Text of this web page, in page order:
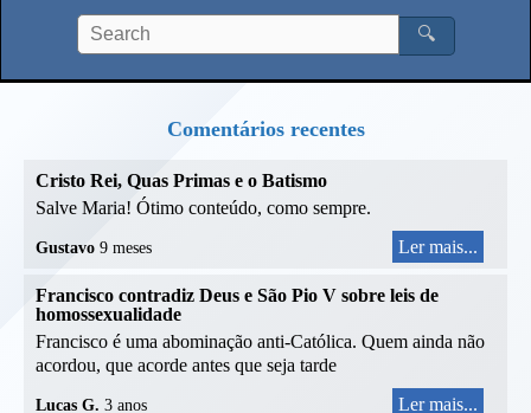
🔍
Comentários recentes
Cristo Rei, Quas Primas e o Batismo
Salve Maria! Ótimo conteúdo, como sempre.
Gustavo 9 meses Ler mais...
Francisco contradiz Deus e São Pio V sobre leis de
homossexualidade
Francisco é uma abominação anti-Católica. Quem ainda não
acordou, que acorde antes que seja tarde
Lucas G. 3 anos Ler mais...